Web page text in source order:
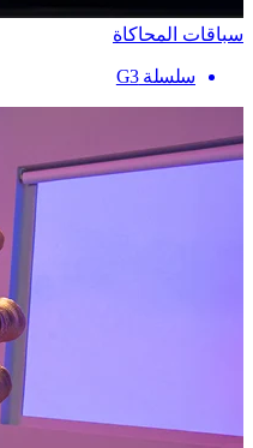
سباقات المحاكاة
سلسلة G3